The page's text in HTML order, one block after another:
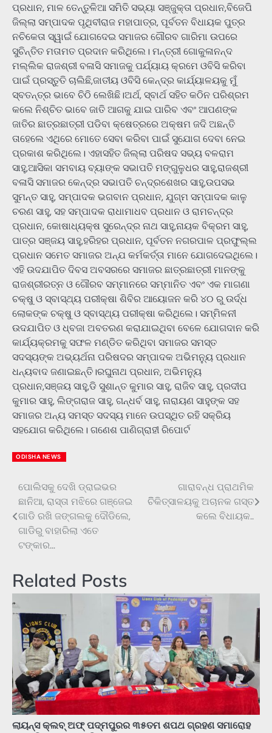
ପ୍ରଧାନ, ମାଳ ତେନ୍ତୁଳିଆ ସମିତି ସଭ୍ୟା ସଞ୍ଜୁକ୍ତା ପ୍ରଧାନ,ବିଜେପି
ଜିଲ୍ଲା ସମ୍ପାଦକ ପୃଥିବୀରାଜ ମହାପାତ୍ର, ପୂର୍ବତନ ବିଧାୟକ ପୁତ୍ର
ନଚିକେତା ସ୍ୱାଇଁ ଯୋଗଦେଇ ସମାଜର ଗୌରବ ଗାରିମା ଉପରେ
ସୁଚିନ୍ତିତ ମତାମତ ପ୍ରଦାନ କରିଥିଲେ। ମନ୍ତ୍ରୀ ଗୋକୁଳାନନ୍ଦ
ମଲ୍ଲିକ ରାଜଶ୍ରୀ ବଳାସି ସମାଜକୁ ପର୍ଯ୍ୟାୟ କ୍ରମେ ଓବିସି କରିବା
ପାଇଁ ପ୍ରସ୍ତୁତି ଚାଲିଛି,ଜାତୀୟ ଓବିସି କେନ୍ଦ୍ର କାର୍ଯ୍ୟାଳୟକୁ ମୁଁ
ସ୍ବତନ୍ତ୍ର ଭାବେ ଚିଠି ଲେଖିଛି।ଅର୍ଥ, ସ୍ବାର୍ଥ ସହିତ କଠିନ ପରିଶ୍ରମ
କଲେ ନିଶ୍ଚିତ ଭାବେ ଜାତି ଆଗକୁ ଯାଇ ପାରିବ ଏବଂ ଆପଣଙ୍କ
ଜାତିର ଛାତ୍ରଛାତ୍ରୀ ପଡିବା କ୍ଷେତ୍ରରେ ଅକ୍ଷମ ଜଦି ଅଛନ୍ତି
ତାହେଲେ ଏଥିରେ ମୋତେ ସେବା କରିବା ପାଇଁ ସୁଯୋଗ ଦେବା ନେଇ
ପ୍ରକାଶ କରିଥିଲେ। ଏହାସହିତ ଜିଲ୍ଲା ପରିଷଦ ସଭ୍ୟ ବଳରାମ
ସାହୁ,ଆସିକା ସମବାୟ ବ୍ୟାଙ୍କ ସଭାପତି ମଙ୍ଗୁଳୁଧର ସାହୁ,ରାଜଶ୍ରୀ
ବଳାସି ସମାଜର କେନ୍ଦ୍ର ସଭାପତି ଚନ୍ଦ୍ରଶେଖର ସାହୁ,ଉପସଭ
ସୁମନ୍ତ ସାହୁ, ସମ୍ପାଦକ ଭଗବାନ ପ୍ରଧାନ, ଯୁଗ୍ମ ସମ୍ପାଦକ କାଳୁ
ଚରଣ ସାହୁ, ସହ ସମ୍ପାଦକ ରାଧାମାଧବ ପ୍ରଧାନ ଓ ରାମଚନ୍ଦ୍ର
ପ୍ରଧାନ, କୋଷାଧ୍ୟକ୍ଷ ସୁରେନ୍ଦ୍ର ନାଥ ସାହୁ,ନାୟକ ବିକ୍ରମ ସାହୁ,
ପାତ୍ର ସଞ୍ଜୟ ସାହୁ,ହରିହର ପ୍ରଧାନ, ପୂର୍ବତନ ନଗରପାଳ ପ୍ରଫୁଲ୍ଲ
ପ୍ରଧାନ ସମେତ ସମାଜର ଅନ୍ଯ କର୍ମକର୍ତ୍ତା ମାନେ ଯୋଗଦେଇଥିଲେ।
ଏହି ଉଦଯାପିତ ଦିବସ ଅବସରରେ ସମାଜର ଛାତ୍ରଛାତ୍ରୀ ମାନଙ୍କୁ
ରାଜଶ୍ରୀରତ୍ନ ଓ ଗୌରବ ସମ୍ମାନରେ ସମ୍ମାନିତ ଏବଂ ଏକ ମାଗଣା
ଚକ୍ଷୁ ଓ ସ୍ବାସ୍ଥ୍ୟ ପରୀକ୍ଷା ଶିବିର ଆୟୋଜନ କରି ୪୦ ରୁ ଉର୍ଦ୍ଧ
ଲୋକଙ୍କ ଚକ୍ଷୁ ଓ ସ୍ବାସ୍ଥ୍ୟ ପରୀକ୍ଷା କରିଥିଲେ। ସମ୍ମିଳନୀ
ଉଦଯାପିତ ଓ ଧ୍ବଜା ଅବତରଣ କରାଯାଇଥିବା ବେଳେ ଯୋଗଦାନ କରି
କାର୍ଯ୍ୟକ୍ରମକୁ ସଫଳ ମଣ୍ଡିତ କରିଥିବା ସମାଜର ସମସ୍ତ
ସଦସ୍ୟଙ୍କ ଅଭ୍ୟର୍ଥନା ପରିଷଦର ସମ୍ପାଦକ ଅଭିମନ୍ୟୁ ପ୍ରଧାନ
ଧନ୍ୟବାଦ ଜଣାଇଛନ୍ତି।ରଘୁନାଥ ପ୍ରଧାନ, ଅଭିମନ୍ୟୁ
ପ୍ରଧାନ,ସଞ୍ଜୟ ସାହୁ,ଡି ସୁଶାନ୍ତ କୁମାର ସାହୁ, ରାଜିବ ସାହୁ, ପ୍ରଦୀପ
କୁମାର ସାହୁ, ଲିଙ୍ଗରାଜ ସାହୁ, ଗନ୍ଧର୍ବ ସାହୁ, ନାରାୟଣ ସାହୁଙ୍କ ସହ
ସମାଜର ଅନ୍ୟ ସମସ୍ତ ସଦସ୍ୟ ମାନେ ଉପସ୍ଥିତ ରହି ସକ୍ରିୟ
ସହଯୋଗ କରିଥିଲେ। ଗଣେଶ ପାଣିଗ୍ରାହୀ ରିପୋର୍ଟ
ODISHA NEWS
Post
navigation
ପୋଲିସକୁ ଦେଖି ଡ୍ରାଇଭର
ଛାନିଆ, ରାସ୍ତା ମଝିରେ ଗଞ୍ଜେଇ
ଗାଡି ରଖି ଜଙ୍ଗଲକୁ ଦୌଡିଲେ,
ଗାଡିରୁ ବାହାରିଲା ଏତେ
ଟଙ୍କାର…
ଗାରାବନ୍ଧ ପ୍ରାଥମିକ
ଚିିକିତ୍ସାଳୟକୁ ଅଚାନକ ଗସ୍ତ
କଲେ ବିଧାୟକ..
Related Posts
ଲାୟନ୍ସ କ୍ଲବ୍ ଅଫ୍ ପଦ୍ମପୁରର ୩୫ତମ ଶପଥ ଗ୍ରହଣ ସମାରୋହ